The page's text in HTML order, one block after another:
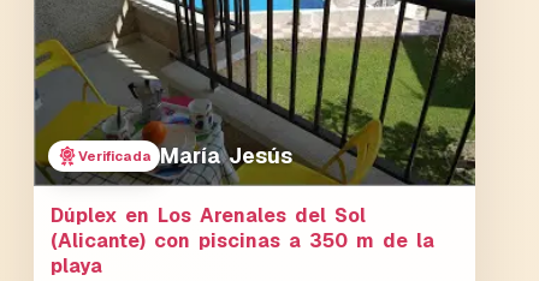
Verificada María Jesús
Dúplex en Los Arenales del Sol
(Alicante) con piscinas a 350 m de la
playa